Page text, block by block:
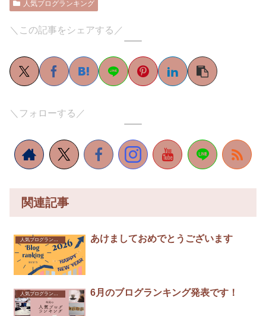
人気ブログランキング
＼この記事をシェアする／
＼フォローする／
関連記事
あけましておめでとうございます
人気ブログランキング 6月のブログランキング発表です！